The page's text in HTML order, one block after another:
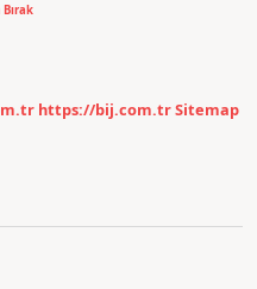
https://bij.com.trSitemap